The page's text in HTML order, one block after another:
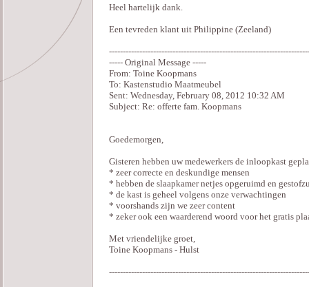
Heel hartelijk dank.
Een tevreden klant uit Philippine (Zeeland)
----- Original Message -----
From: Toine Koopmans
To: Kastenstudio Maatmeubel
Sent: Wednesday, February 08, 2012 10:32 AM
Subject: Re: offerte fam. Koopmans
Goedemorgen,
Gisteren hebben uw medewerkers de inloopkast
* zeer correcte en deskundige mensen
* hebben de slaapkamer netjes opgeruimd en
* de kast is geheel volgens onze verwachtingen
* voorshands zijn we zeer content
* zeker ook een waarderend woord voor het gratis
Met vriendelijke groet,
Toine Koopmans - Hulst